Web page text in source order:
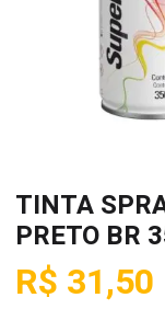
TINTA
PRETO BR
R$ 31,50